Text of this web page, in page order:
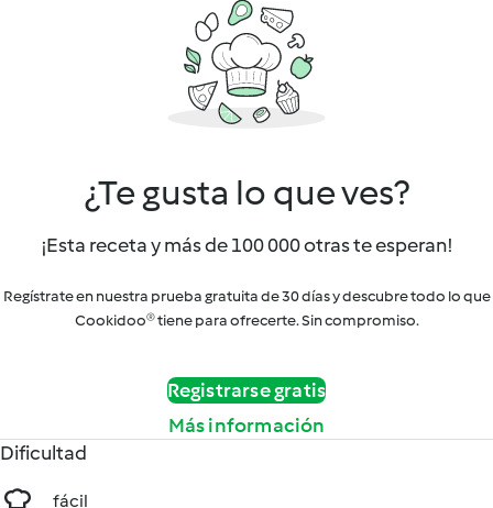
¿Te gusta lo que ves?
¡Esta receta y más de 100 000 otras te esperan!
Regístrate en nuestra prueba gratuita de 30 días y descubre todo lo que
Cookidoo® tiene para ofrecerte. Sin compromiso.
Registrarse gratis
Más información
Dificultad
fácil